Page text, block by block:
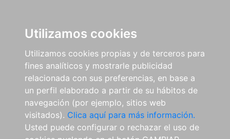
Utilizamos cookies
Utilizamos cookies propias y de terceros para
fines analíticos y mostrarle publicidad
relacionada con sus preferencias, en base a
un perfil elaborado a partir de su hábitos de
navegación (por ejemplo, sitios web
visitados). Clica aquí para más información.
Usted puede configurar o rechazar el uso de